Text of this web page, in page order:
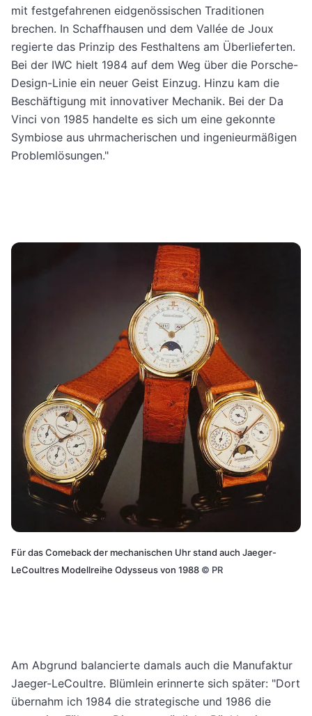
mit festgefahrenen eidgenössischen Traditionen
brechen. In Schaffhausen und dem Vallée de Joux
regierte das Prinzip des Festhaltens am Überlieferten.
Bei der IWC hielt 1984 auf dem Weg über die Porsche-
Design-Linie ein neuer Geist Einzug. Hinzu kam die
Beschäftigung mit innovativer Mechanik. Bei der Da
Vinci von 1985 handelte es sich um eine gekonnte
Symbiose aus uhrmacherischen und ingenieurmäßigen
Problemlösungen."
Für das Comeback der mechanischen Uhr stand auch Jaeger-
LeCoultres Modellreihe Odysseus von 1988 © PR
Am Abgrund balancierte damals auch die Manufaktur
Jaeger-LeCoultre. Blümlein erinnerte sich später: "Dort
übernahm ich 1984 die strategische und 1986 die